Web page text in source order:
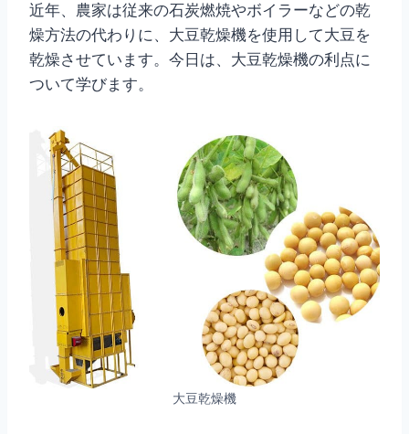
近年、農家は従来の石炭燃焼やボイラーなどの乾
燥方法の代わりに、大豆乾燥機を使用して大豆を
乾燥させています。今日は、大豆乾燥機の利点に
ついて学びます。
大豆乾燥機